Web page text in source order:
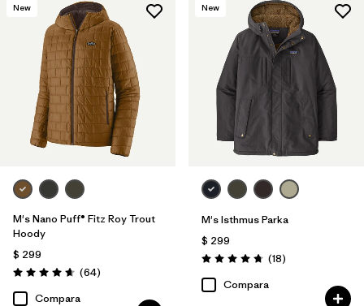
New
M's Nano Puff® Fitz Roy Trout
Hoody
$ 299
Valoración: 4.7 / 5
(64Comentarios
)
Compara
New
M's Isthmus Parka
$ 299
Valoración: 4.7 / 5
(18Comentarios
)
Compara